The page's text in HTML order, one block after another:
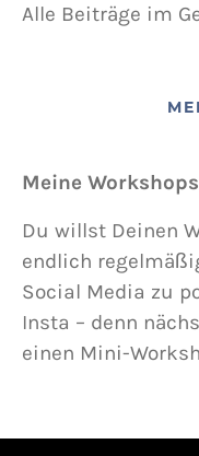
Alle Beiträge im
Meine Workshops
Du willst Deinen
endlich
Social Media zu
Insta – denn
einen Mini-